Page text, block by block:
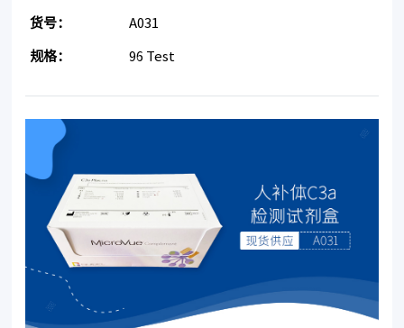
货号： A031
规格： 96 Test